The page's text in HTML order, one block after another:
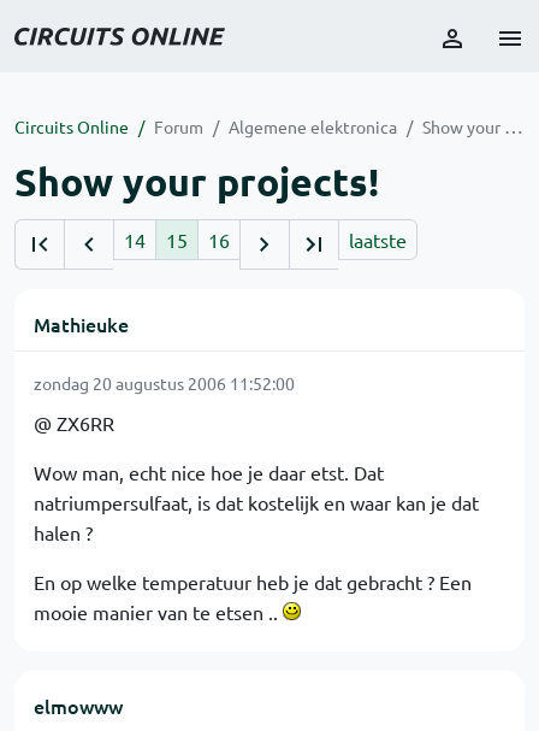
Circuits Online Forum Algemene elektronica Show your projects!
Show your projects!
14 15 16 laatste
Mathieuke
zondag 20 augustus 2006 11:52:00
@ ZX6RR
Wow man, echt nice hoe je daar etst. Dat
natriumpersulfaat, is dat kostelijk en waar kan je dat
halen ?
En op welke temperatuur heb je dat gebracht ? Een
mooie manier van te etsen ..
elmowww